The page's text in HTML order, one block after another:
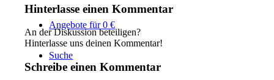
Angebote für 0 €
Suche
Hinterlasse einen Kommentar
An der Diskussion beteiligen?
Hinterlasse uns deinen Kommentar!
Schreibe einen Kommentar